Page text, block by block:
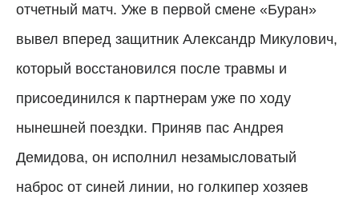
отчетный матч. Уже в первой смене «Буран»
вывел вперед защитник Александр Микулович,
который восстановился после травмы и
присоединился к партнерам уже по ходу
нынешней поездки. Приняв пас Андрея
Демидова, он исполнил незамысловатый
наброс от синей линии, но голкипер хозяев